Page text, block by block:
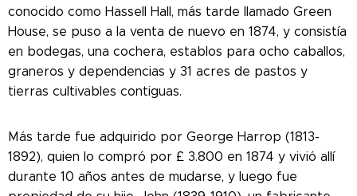
conocido como Hassell Hall, más tarde llamado Green
House, se puso a la venta de nuevo en 1874, y consistía
en bodegas, una cochera, establos para ocho caballos,
graneros y dependencias y 31 acres de pastos y
tierras cultivables contiguas.
Más tarde fue adquirido por George Harrop (1813-
1892), quien lo compró por £ 3.800 en 1874 y vivió allí
durante 10 años antes de mudarse, y luego fue